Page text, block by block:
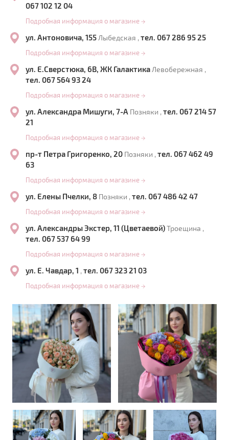
067 102 12 04
Подробная информация о магазине →
ул. Антоновича, 155Лыбедская , тел. 067 286 95 25
Подробная информация о магазине →
ул. Е.Сверстюка, 6В, ЖК ГалактикаЛевобережная ,
тел. 067 564 93 24
Подробная информация о магазине →
ул. Александра Мишуги, 7-А Позняки , тел. 067 214 57
21
Подробная информация о магазине →
пр-т Петра Григоренко, 20 Позняки , тел. 067 462 49
63
Подробная информация о магазине →
ул. Елены Пчелки, 8 Позняки , тел. 067 486 42 47
Подробная информация о магазине →
ул. Александры Экстер, 11 (Цветаевой)Троещина ,
тел. 067 537 64 99
Подробная информация о магазине →
ул. Е. Чавдар, 1 , тел. 067 323 21 03
Подробная информация о магазине →